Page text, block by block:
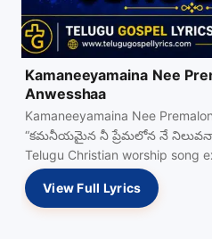
Kamaneeyamaina Nee
Anwesshaa
Kamaneeyamaina Nee
“కమనీయమైన నీ ప్రేమలోన నే
Telugu Christian worship song
View Full Lyrics